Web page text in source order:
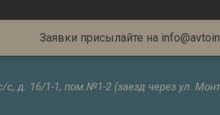
Заявки присылайте на
д. 16/1-1, пом.№1-2 (заезд через ул.